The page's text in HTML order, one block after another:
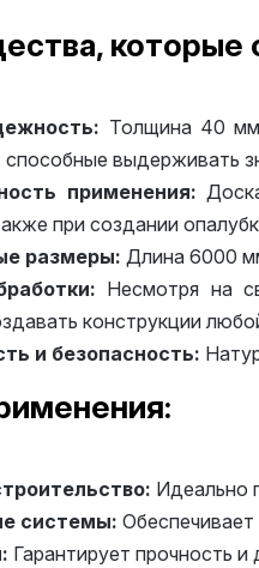
которые
Толщина 40 мм
способные выдерживать
применения:
при создании
размеры: Длина 6000
Несмотря на
конструкции
и безопасность:
Идеально
системы:
Гарантирует прочность